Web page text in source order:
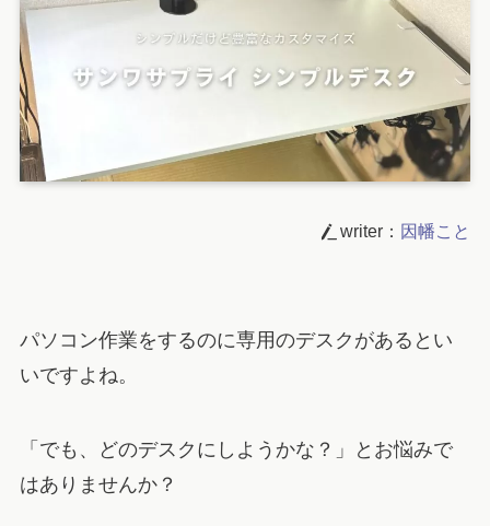
writer： 因幡こと
パソコン作業をするのに専用のデスクがあるとい
いですよね。
「でも、どのデスクにしようかな？」とお悩みで
はありませんか？